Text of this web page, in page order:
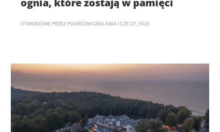
UTWORZONE PRZEZ PODRÓŻNICZKA ANIA |CZE 27, 2025